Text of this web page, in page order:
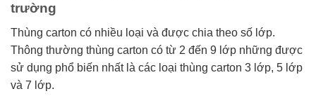
trường
Thùng carton có nhiều loại và được chia theo số lớp.
Thông thường thùng carton có từ 2 đến 9 lớp những được
sử dụng phổ biến nhất là các loại thùng carton 3 lớp, 5 lớp
và 7 lớp.